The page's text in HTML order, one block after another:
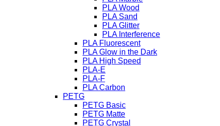
PLA Wood
PLA Sand
PLA Glitter
PLA Interference
PLA Fluorescent
PLA Glow in the Dark
PLA High Speed
PLA-E
PLA-F
PLA Carbon
PETG
PETG Basic
PETG Matte
PETG Crystal